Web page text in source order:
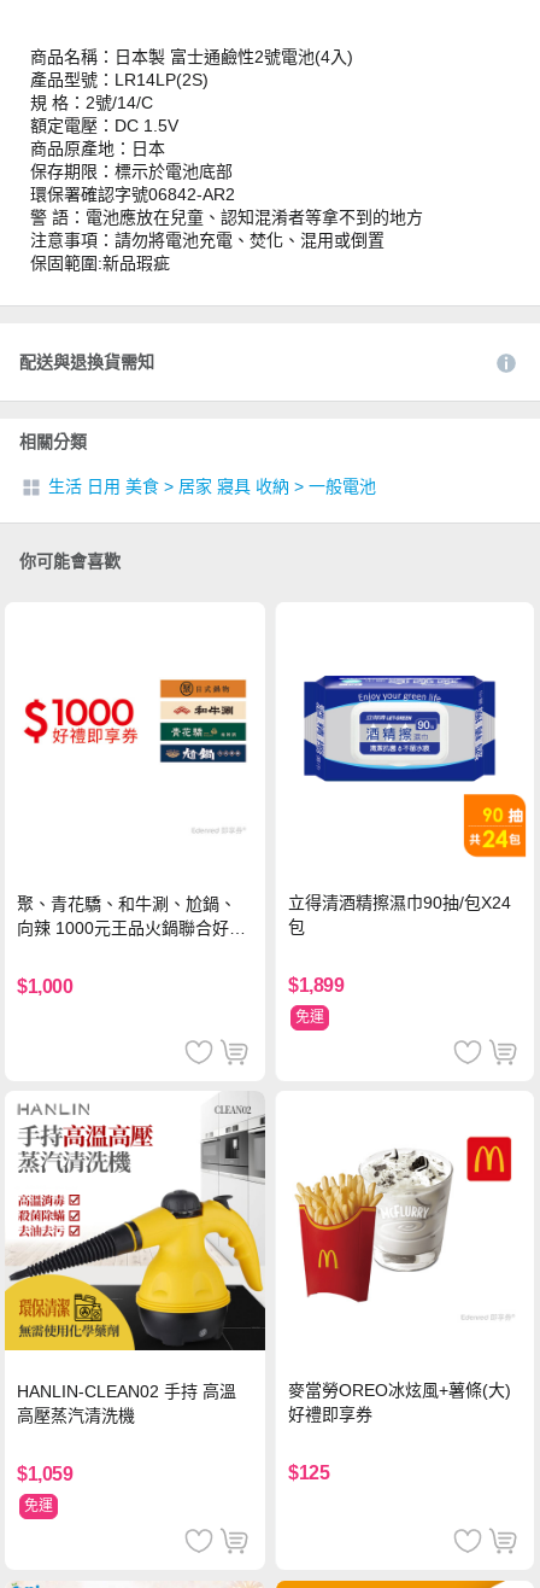
商品名稱：日本製 富士通鹼性2號電池(4入)
產品型號：LR14LP(2S)
規 格：2號/14/C
額定電壓：DC 1.5V
商品原產地：日本
保存期限：標示於電池底部
環保署確認字號06842-AR2
警 語：電池應放在兒童、認知混淆者等拿不到的地方
注意事項：請勿將電池充電、焚化、混用或倒置
保固範圍:新品瑕疵
配送與退換貨需知
相關分類
生活 日用 美食 > 居家 寢具 收納 > 一般電池
你可能會喜歡
聚、青花驕、和牛涮、尬鍋、
向辣 1000元王品火鍋聯合好禮
$1,000
立得清酒精擦濕巾90抽/包X24
包
$1,899
免運
HANLIN-CLEAN02 手持 高溫
高壓蒸汽清洗機
$1,059
免運
麥當勞OREO冰炫風+薯條(大)
好禮即享券
$125